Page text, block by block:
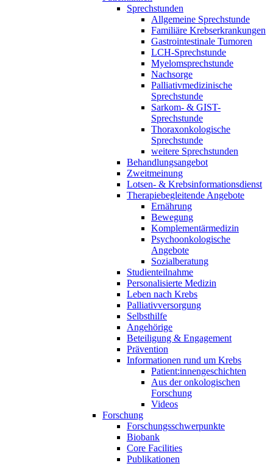
Sprechstunden
Allgemeine Sprechstunde
Familiäre Krebserkrankungen
Gastrointestinale Tumoren
LCH-Sprechstunde
Myelomsprechstunde
Nachsorge
Palliativmedizinische
Sprechstunde
Sarkom- & GIST-
Sprechstunde
Thoraxonkologische
Sprechstunde
weitere Sprechstunden
Behandlungsangebot
Zweitmeinung
Lotsen- & Krebsinformationsdienst
Therapiebegleitende Angebote
Ernährung
Bewegung
Komplementärmedizin
Psychoonkologische
Angebote
Sozialberatung
Studienteilnahme
Personalisierte Medizin
Leben nach Krebs
Palliativversorgung
Selbsthilfe
Angehörige
Beteiligung & Engagement
Prävention
Informationen rund um Krebs
Patient:innengeschichten
Aus der onkologischen
Forschung
Videos
Forschung
Forschungsschwerpunkte
Biobank
Core Facilities
Publikationen